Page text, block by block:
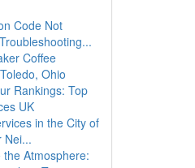
Code Not
Coffee
Ohio
Rankings: Top
UK
in the City of
Nei...
the Atmosphere: